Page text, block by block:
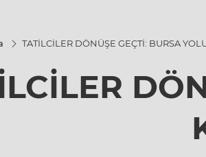
TATİLCİLER DÖNÜŞE GEÇTİ: BURSA